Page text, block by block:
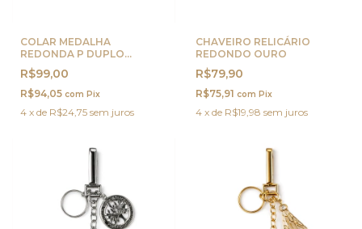
COLAR MEDALHA
REDONDA P DUPLO
PERSONALIZADA OURO
R$99,00
R$94,05 com Pix
4 x de R$24,75 sem juros
CHAVEIRO RELICÁRIO
REDONDO OURO
R$79,90
R$75,91 com Pix
4 x de R$19,98 sem juros